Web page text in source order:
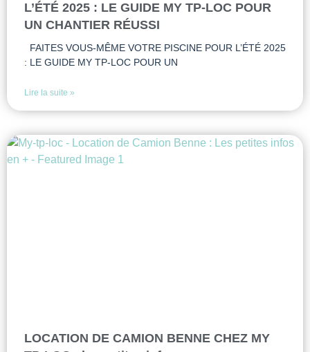
L’ÉTÉ 2025 : LE GUIDE MY TP-LOC POUR
UN CHANTIER RÉUSSI
FAITES VOUS-MÊME VOTRE PISCINE POUR L’ÉTÉ 2025
: LE GUIDE MY TP-LOC POUR UN
Lire la suite »
LOCATION DE CAMION BENNE CHEZ MY